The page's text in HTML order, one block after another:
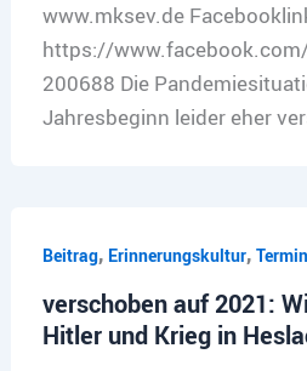
www.mksev.de
https://
200688 Die
Jahresbeginn leider eher
Beitrag, Erinnerungskultur,
verschoben auf 2021:
Hitler und Krieg in